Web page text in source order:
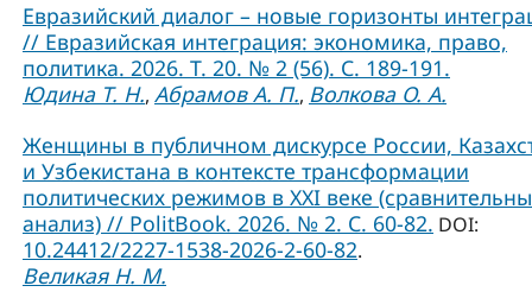
Евразийский диалог – новые горизонты
// Евразийская интеграция: экономика, право,
политика. 2026. Т. 20. № 2 (56). С. 189-191.
Юдина Т. Н., Абрамов А. П., Волкова О. А.
Женщины в публичном дискурсе России,
и Узбекистана в контексте трансформации
политических режимов в XXI веке
анализ) // PolitBook. 2026. № 2. С. 60-82. DOI:
10.24412/2227-1538-2026-2-60-82.
Великая Н. М.